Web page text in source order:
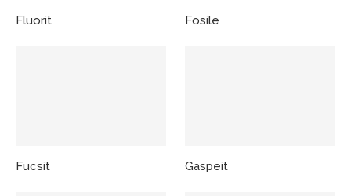
Fluorit Fosile
Fucsit Gaspeit